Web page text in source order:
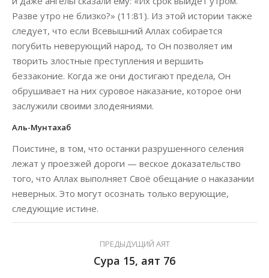
Разве утро не близко?» (11:81). Из этой истории также
следует, что если Всевышний Аллах собирается
погубить неверующий народ, то Он позволяет им
творить злостные преступления и вершить
беззаконие. Когда же они достигают предела, Он
обрушивает на них суровое наказание, которое они
заслужили своими злодеяниями.
Аль-Мунтахаб
Поистине, в том, что останки разрушенного селения
лежат у проезжей дороги — веское доказательство
того, что Аллах выполняет Своё обещание о наказании
неверных. Это могут осознать только верующие,
следующие истине.
ПРЕДЫДУЩИЙ АЯТ
Сура 15, аят 76